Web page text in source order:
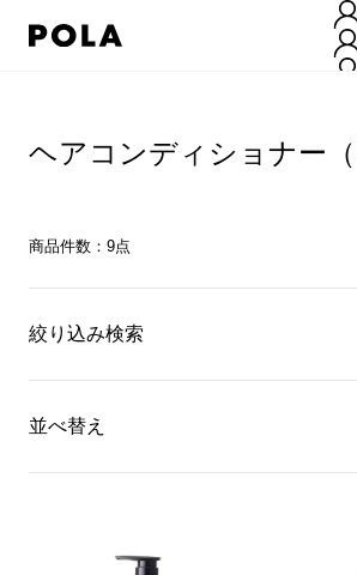
ヘアコンディショナー（
商品件数： 9点
絞り込み検索
並べ替え